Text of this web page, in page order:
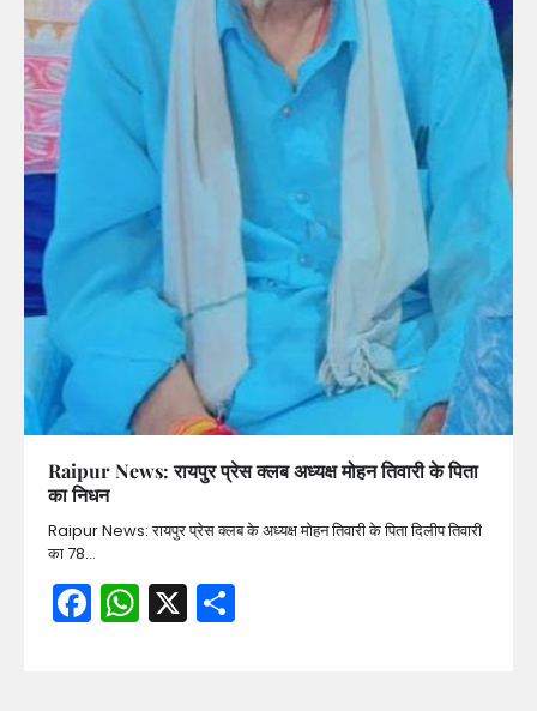
Raipur News: रायपुर प्रेस क्लब अध्यक्ष मोहन तिवारी के पिता
का निधन
Raipur News: रायपुर प्रेस क्लब के अध्यक्ष मोहन तिवारी के पिता दिलीप तिवारी
का 78…
Facebook
WhatsApp
X